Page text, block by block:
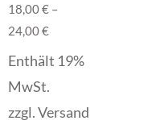
18,00€ –
24,00€
Enthält 19%
MwSt.
zzgl.Versand